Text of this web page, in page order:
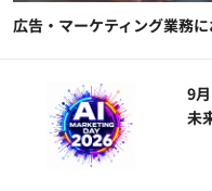
広告・マーケティング業務
9
未